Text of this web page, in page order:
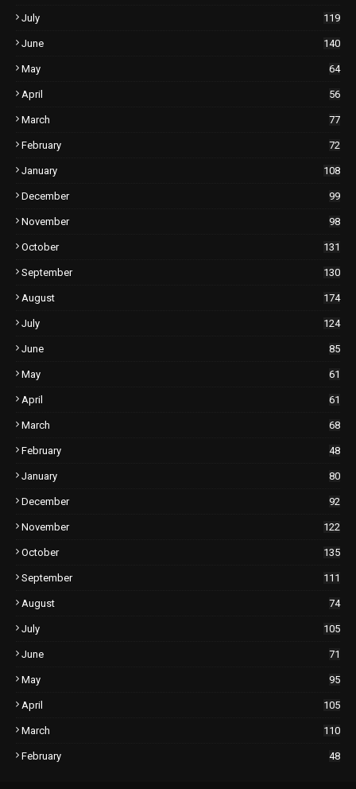
July 119
June 140
May 64
April 56
March 77
February 72
January 108
December 99
November 98
October 131
September 130
August 174
July 124
June 85
May 61
April 61
March 68
February 48
January 80
December 92
November 122
October 135
September 111
August 74
July 105
June 71
May 95
April 105
March 110
February 48